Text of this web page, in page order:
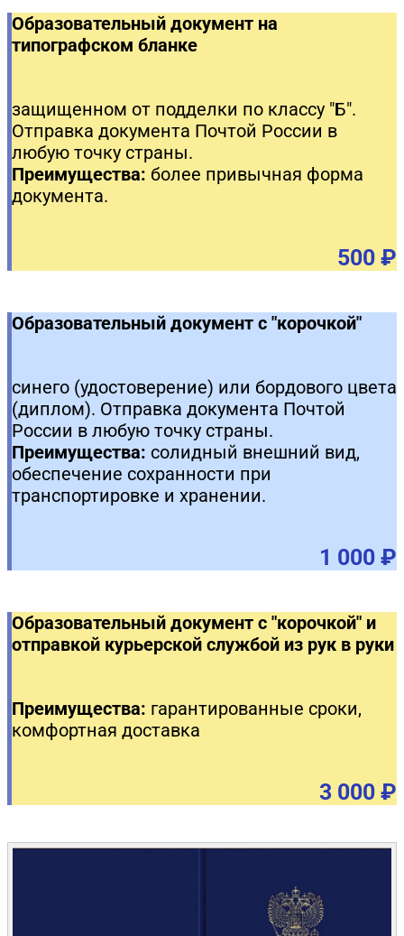
Образовательный документ на
типографском бланке
защищенном от подделки по классу "Б".
Отправка документа Почтой России в
любую точку страны.
Преимущества: более привычная форма
документа.
500 ₽
Образовательный документ с "корочкой"
синего (удостоверение) или бордового цвета
(диплом). Отправка документа Почтой
России в любую точку страны.
Преимущества: солидный внешний вид,
обеспечение сохранности при
транспортировке и хранении.
1 000 ₽
Образовательный документ с "корочкой" и
отправкой курьерской службой из рук в руки
Преимущества: гарантированные сроки,
комфортная доставка
3 000 ₽